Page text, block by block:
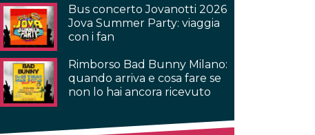
Bus concerto Jovanotti 2026
Jova Summer Party: viaggia
con i fan
Rimborso Bad Bunny Milano:
quando arriva e cosa fare se
non lo hai ancora ricevuto